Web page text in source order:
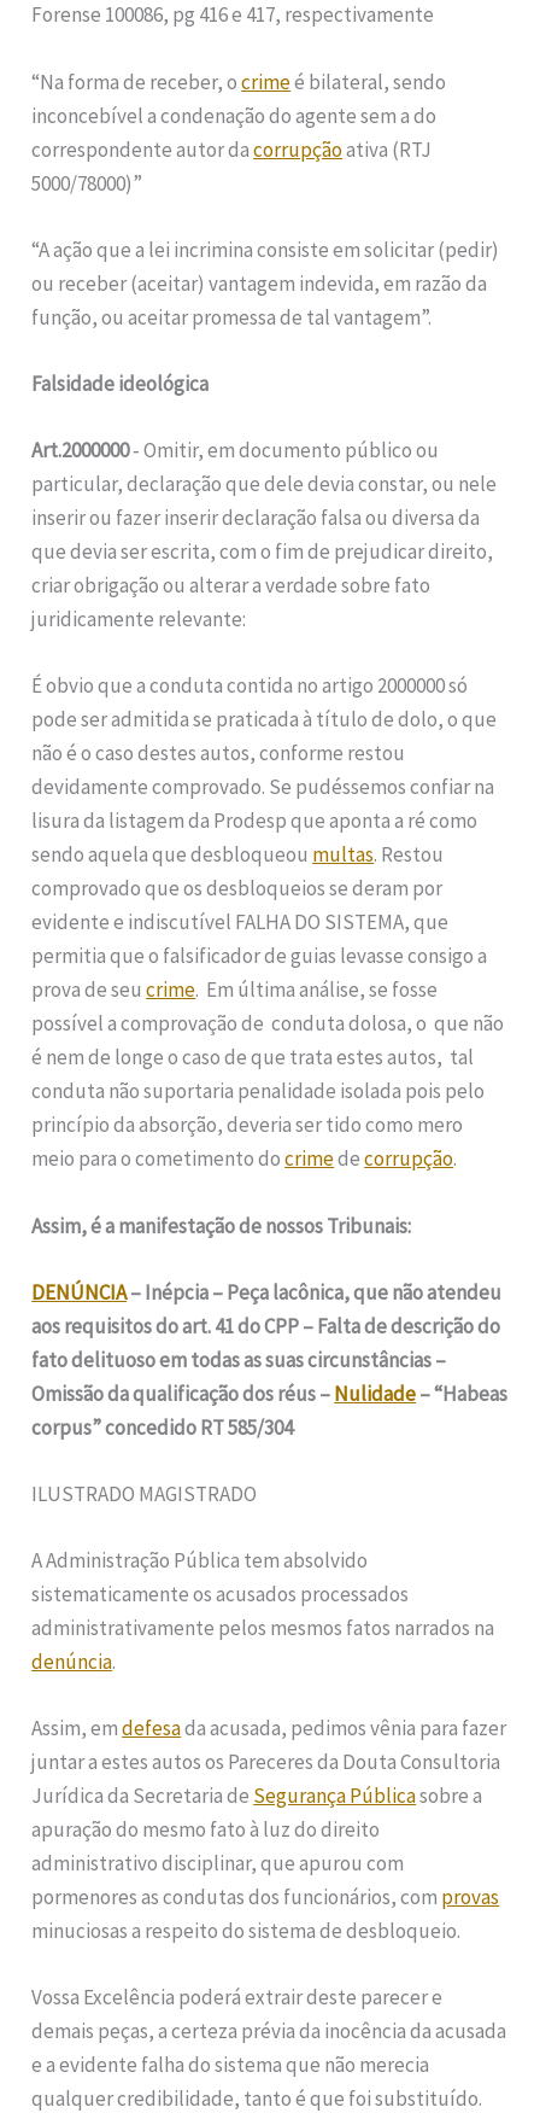
Forense 100086, pg 416 e 417, respectivamente
“Na forma de receber, ocrimeé bilateral, sendo
inconcebível a condenação do agente sem a do
correspondente autor dacorrupçãoativa (RTJ
5000/78000)”
“A ação que a lei incrimina consiste em solicitar (pedir)
ou receber (aceitar) vantagem indevida, em razão da
função, ou aceitar promessa de tal vantagem”.
Falsidade ideológica
Art.2000000‑ Omitir, em documento público ou
particular, declaração que dele devia constar, ou nele
inserir ou fazer inserir declaração falsa ou diversa da
que devia ser escrita, com o fim de prejudicar direito,
criar obrigação ou alterar a verdade sobre fato
juridicamente relevante:
É obvio que a conduta contida no artigo 2000000 só
pode ser admitida se praticada à título de dolo, o que
não é o caso destes autos, conforme restou
devidamente comprovado. Se pudéssemos confiar na
lisura da listagem da Prodesp que aponta a ré como
sendo aquela que desbloqueou multas. Restou
comprovado que os desbloqueios se deram por
evidente e indiscutível FALHA DO SISTEMA, que
permitia que o falsificador de guias levasse consigo a
prova de seucrime. Em última análise, se fosse
possível a comprovação de conduta dolosa, o que não
é nem de longe o caso de que trata estes autos, tal
conduta não suportaria penalidade isolada pois pelo
princípio da absorção, deveria ser tido como mero
meio para o cometimento docrimedecorrupção.
Assim, é a manifestação de nossos Tribunais:
DENÚNCIA– Inépcia – Peça lacônica, que não atendeu
aos requisitos do art. 41 do CPP – Falta de descrição do
fato delituoso em todas as suas circunstâncias –
Omissão da qualificação dos réus –Nulidade– “Habeas
corpus” concedido RT 585/304
ILUSTRADO MAGISTRADO
A Administração Pública tem absolvido
sistematicamente os acusados processados
administrativamente pelos mesmos fatos narrados na
denúncia.
Assim, emdefesada acusada, pedimos vênia para fazer
juntar a estes autos os Pareceres da Douta Consultoria
Jurídica da Secretaria de Segurança Públicasobre a
apuração do mesmo fato à luz do direito
administrativo disciplinar, que apurou com
pormenores as condutas dos funcionários, com provas
minuciosas a respeito do sistema de desbloqueio.
Vossa Excelência poderá extrair deste parecer e
demais peças, a certeza prévia da inocência da acusada
e a evidente falha do sistema que não merecia
qualquer credibilidade, tanto é que foi substituído.